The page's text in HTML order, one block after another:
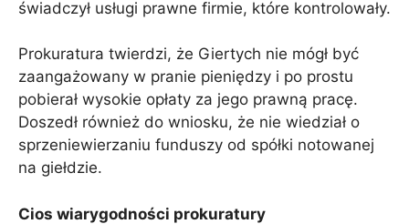
świadczył usługi prawne firmie, które kontrolowały.
Prokuratura twierdzi, że Giertych nie mógł być
zaangażowany w pranie pieniędzy i po prostu
pobierał wysokie opłaty za jego prawną pracę.
Doszedł również do wniosku, że nie wiedział o
sprzeniewierzaniu funduszy od spółki notowanej
na giełdzie.
Cios wiarygodności prokuratury